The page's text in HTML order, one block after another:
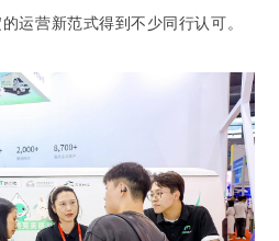
运营新范式得到不少同行认可。